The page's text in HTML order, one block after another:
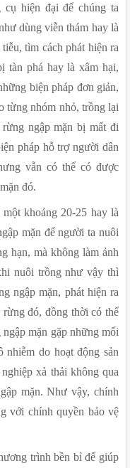
cụ hiện đại để chúng ta
dùng viễn thám hay là
tìm cách phát hiện ra
tàn phá hay là xâm hại,
biện pháp đơn giản,
từng nhóm nhỏ, trồng lại
ngập mặn bị mất đi
pháp hỗ trợ người dân
vẫn có thể có được
đó.
khoảng 20-25 hay là
mặn để người ta nuôi
hạn, mà không làm ảnh
nuôi trồng như vậy thì
ngập mặn, phát hiện ra
đó, đồng thời có thể
mặn gặp những mối
do hoạt động sản
xả thải không qua
mặn. Như vậy, chính
với chính quyền bảo vệ
trình bền bỉ để giúp